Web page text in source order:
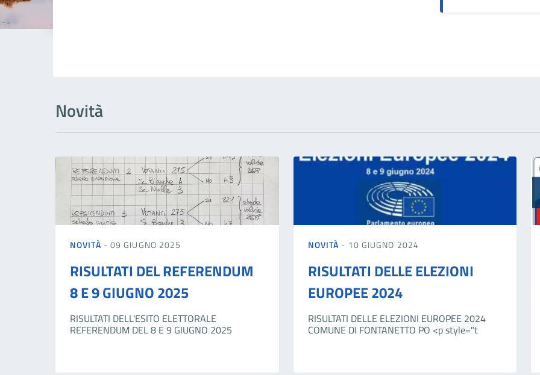
Novità
NOVITÀ - 09 GIUGNO 2025
RISULTATI DEL REFERENDUM
8 E 9 GIUGNO 2025
RISULTATI DELL'ESITO ELETTORALE
REFERENDUM DEL 8 E 9 GIUGNO 2025
NOVITÀ - 10 GIUGNO 2024
RISULTATI DELLE ELEZIONI
EUROPEE 2024
RISULTATI DELLE ELEZIONI EUROPEE 2024
COMUNE DI FONTANETTO PO <p style="t